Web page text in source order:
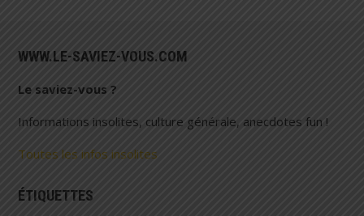
WWW.LE-SAVIEZ-VOUS.COM
Le saviez-vous ?
Informations insolites, culture générale, anecdotes fun !
Toutes les infos insolites
ÉTIQUETTES